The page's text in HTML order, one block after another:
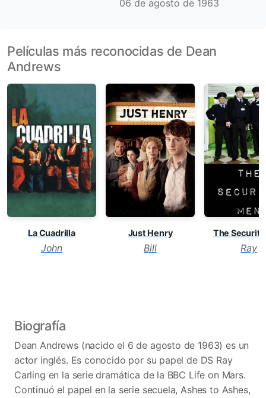
06 de agosto de 1963
Películas más reconocidas de Dean
Andrews
La Cuadrilla
John
Just Henry
Bill
The
Ray
Biografía
Dean Andrews (nacido el 6 de agosto de 1963) es un
actor inglés. Es conocido por su papel de DS Ray
Carling en la serie dramática de la BBC Life on Mars.
Continuó el papel en la serie secuela, Ashes to Ashes,